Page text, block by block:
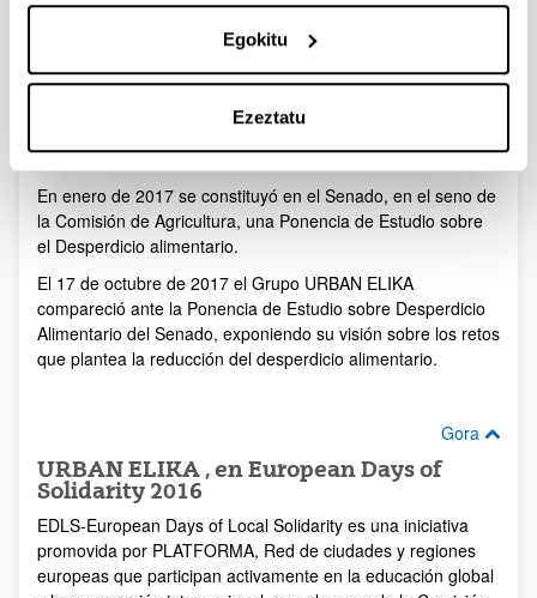
Egokitu
Ezeztatu
Gora
URBAN ELIKA - En la Ponencia de
alimentario
En enero de 2017 se constituyó en el Senado, en el seno de
la Comisión de Agricultura, una Ponencia de Estudio sobre
el Desperdicio alimentario.
El 17 de octubre de 2017 el Grupo URBAN ELIKA
compareció ante la Ponencia de Estudio sobre Desperdicio
Alimentario del Senado, exponiendo su visión sobre los retos
que plantea la reducción del desperdicio alimentario.
Gora
URBAN ELIKA , en European Days of
Solidarity 2016
EDLS-European Days of Local Solidarity es una iniciativa
promovida por PLATFORMA, Red de ciudades y regiones
europeas que participan activamente en la educación global